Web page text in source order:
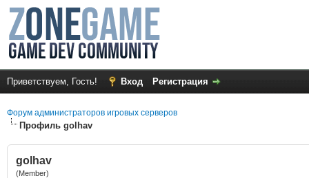
Приветствуем, Гость! Вход Регистрация
Форум администраторов игровых серверов
Профиль golhav
golhav
(Member)